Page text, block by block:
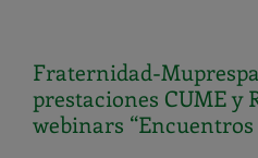
Fraternidad-
prestaciones CUME y
webinars